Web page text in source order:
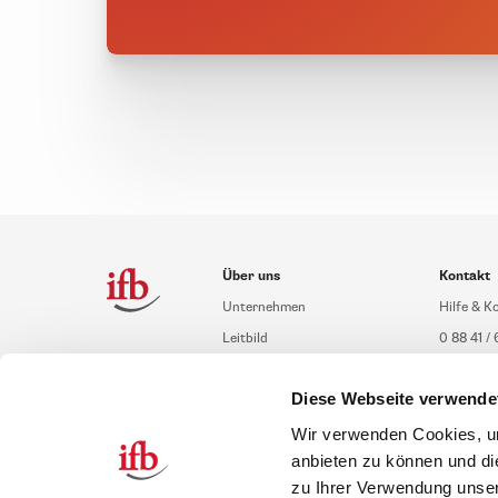
Diese Webseite
Wir verwenden Cookies,
anbieten zu können und
zu Ihrer Verwendung
Über uns
Unternehmen
Leitbild
Gute Gründe für das ifb
Kontakt
Hilfe &
0 88 41 /